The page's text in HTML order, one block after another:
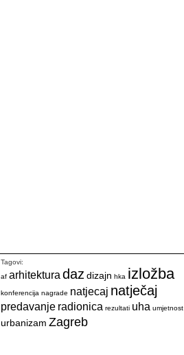
Tagovi:
af arhitektura daz dizajn hka izložba
konferencija nagrade natjecaj natječaj
predavanje radionica rezultati uha umjetnost
urbanizam Zagreb